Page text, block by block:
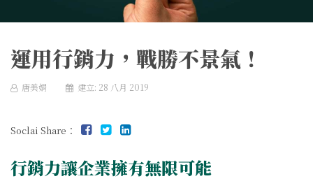
運用行銷力，戰勝不景氣！
唐美娟 建立: 28 八月 2019
Soclai Share：
行銷力讓企業擁有無限可能